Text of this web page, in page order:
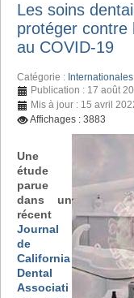
Les soins
protéger contre
au COVID-19
Catégorie : Internationales
Publication : 17 août
Mis à jour : 15 avril
Affichages : 3883
Une
étude
parue
dans un
récent
Journal
de
California
Dental
Associati